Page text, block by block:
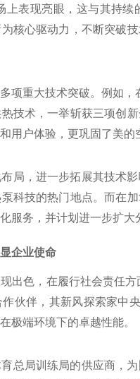
上表现亮眼，这与其持
核心驱动力，不断突破
项重大技术突破。例如
技术，一举斩获三项创
用户体验，更巩固了美的
局，进一步拓展其技术
科技的热门地点。而在
服务，并计划进一步扩大
企业使命
出色，在履行社会责任
伙伴，其新风探索家中
极端环境下的卓越性能。
总局训练局的供应商，